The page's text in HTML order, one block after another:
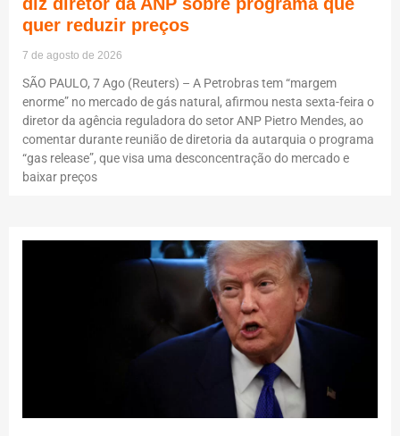
quer reduzir preços
7 de agosto de 2026
SÃO PAULO, 7 Ago (Reuters) – A Petrobras tem “margem
enorme” no mercado de gás natural, afirmou nesta sexta-feira o
diretor da agência reguladora do setor ANP Pietro Mendes, ao
comentar durante reunião de diretoria da autarquia o programa
“gas release”, que visa uma desconcentração do mercado e
baixar preços